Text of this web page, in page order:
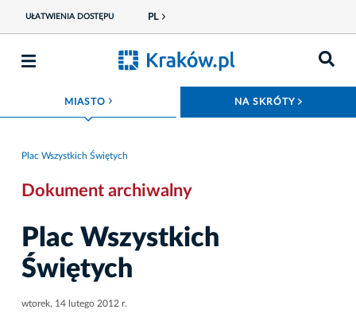
UŁATWIENIA DOSTĘPU PL
MIASTO ROZWIŃ MENU NA SKRÓTY
Plac Wszystkich Świętych
Dokument archiwalny
Plac Wszystkich
Świętych
wtorek, 14 lutego 2012 r.